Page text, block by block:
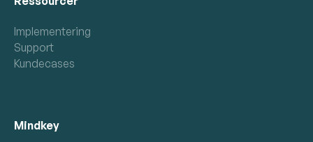
Implementering
Support
Kundecases
Mindkey